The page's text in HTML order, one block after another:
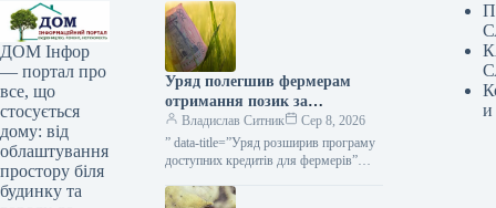
ДОМ Інфор
— портал про
все, що
стосується
дому: від
облаштування
простору біля
будинку та
Уряд полегшив фермерам
отримання позик за
програмою «5-7-9%» для
посівної кампанії та
господарських потреб —
Владислав Ситник
Сер 8, 2026
” data-title=”Уряд розширив програму
доступних кредитів для фермерів”
url=”https://kurkul.com/news/41873-
и